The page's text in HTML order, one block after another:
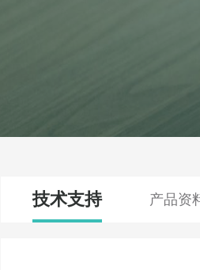
技术支持 产品资